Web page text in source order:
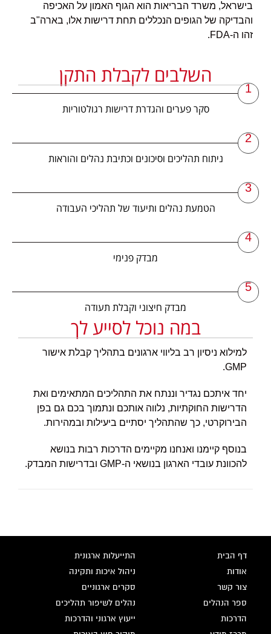
בישראל, משרד הבריאות הוא הגוף האמון על האכיפה
והבדיקה של הגופים הנכללים תחת דרישות אלו, בארה"ב
זהו ה-FDA.
השלבים לקבלת התקן
1
סקר פערים והגדרת דרישות רגולטוריות
2
ניתוח תהליכים וסיכונים וכתיבת נהלים והוראות
3
הטמעת נהלים ותיעוד של תהליכי העבודה
4
מבדק פנימי
5
מבדק חיצוני וקבלת תעודה
​במה נוכל לסייע לך
למילוא ניסיון רב בליווי ארגונים בתהליך קבלת אישור
GMP.
יחד איתכם נגדיר וננתח את התהליכים המתאימים ואת
הדרישות החוקתיות, נלווה אותכם ונתמוך בכם גם בפן
הבירוקרטי, כך שהתהליך יסתיים ביעילות ובמהירות.
בנוסף קיימנו ואנחנו מקיימים הדרכות רבות בנושא
להכוונת עובדי הארגון בנושאי ה-GMP ובדרישות המבדק.
דף הבית
אודות
צור קשר
ספר הנהלים
הדרכות
התייעלות ארגונית
ניהול איכות ותקינה
סקרים ארגוניים
נהלים לשיפור תהליכים
ייעוץ ארגוני והדרכות